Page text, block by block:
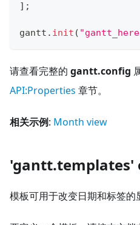
] ;
gantt . init (
请查看完整的 gantt.config
API:Properties 章节。
相关示例: Month view
'gantt.templates'
模板可用于改变日期和标签的